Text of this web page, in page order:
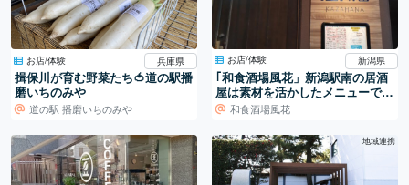
お店/体験 兵庫県
揖保川が育む野菜たち🍅道の駅播
磨いちのみや
道の駅 播磨いちのみや
お店/体験 新潟県
｢和食酒場風花」新潟駅南の居酒
屋は素材を活かしたメニューで大
人気！
和食酒場風花
地域連携